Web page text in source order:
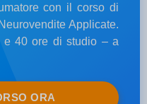
con il corso di
Applicate.
e 40 ore di studio – a
ORA